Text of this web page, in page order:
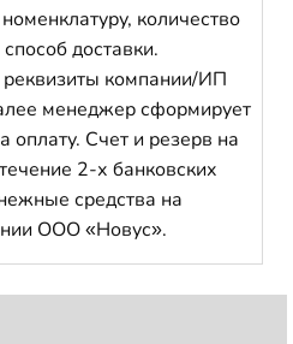
количество
доставки.
компании/ИП
менеджер сформирует
оплату. Счет и резерв на
2-х банковских
средства на
ООО «Новус».